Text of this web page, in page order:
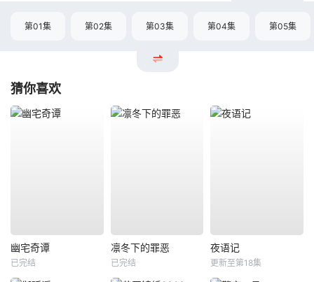
第01集 第02集 第03集 第04集 第05集
猜你喜欢
幽宅奇谭
已完结
凛冬下的罪恶
已完结
夜语记
更新至第18集